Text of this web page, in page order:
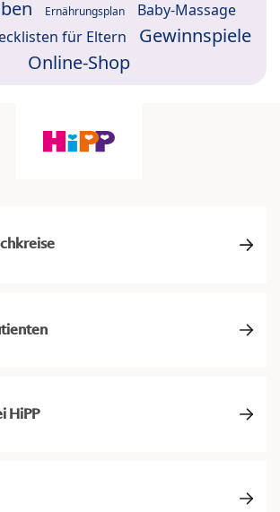
Ernährungsplan Baby-Massage
für Eltern
Gewinnspiele
Online-Shop
HiPP